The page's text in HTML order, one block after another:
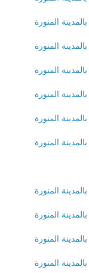
المنورة
المنورة
المنورة
المنورة
المنورة
المنورة
المنورة
المنورة
المنورة
المنورة